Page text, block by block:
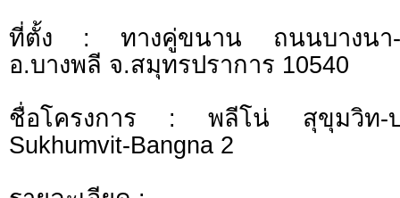
ที่ตั้ง : ทางคู่ขนาน ถนนบางนา-
อ.บางพลี จ.สมุทรปราการ 10540
ชื่อโครงการ : พลีโน่ สุขุมวิท-
Sukhumvit-Bangna 2